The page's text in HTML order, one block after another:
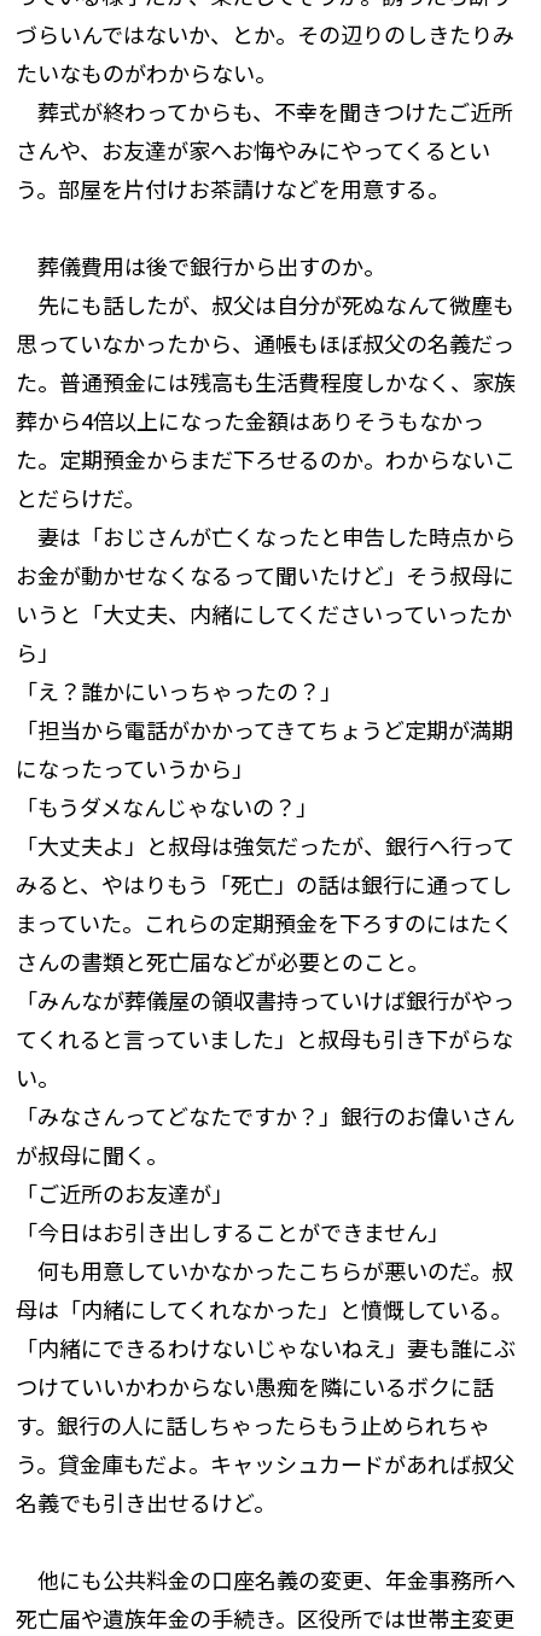
づらいんではないか、とか。その辺りのしきたりみ
たいなものがわからない。
葬式が終わってからも、不幸を聞きつけたご近所
さんや、お友達が家へお悔やみにやってくるとい
う。部屋を片付けお茶請けなどを用意する。
葬儀費用は後で銀行から出すのか。
先にも話したが、叔父は自分が死ぬなんて微塵も
思っていなかったから、通帳もほぼ叔父の名義だっ
た。普通預金には残高も生活費程度しかなく、家族
葬から4倍以上になった金額はありそうもなかっ
た。定期預金からまだ下ろせるのか。わからないこ
とだらけだ。
妻は「おじさんが亡くなったと申告した時点から
お金が動かせなくなるって聞いたけど」そう叔母に
いうと「大丈夫、内緒にしてくださいっていったか
ら」
「え？誰かにいっちゃったの？」
「担当から電話がかかってきてちょうど定期が満期
になったっていうから」
「もうダメなんじゃないの？」
「大丈夫よ」と叔母は強気だったが、銀行へ行って
みると、やはりもう「死亡」の話は銀行に通ってし
まっていた。これらの定期預金を下ろすのにはたく
さんの書類と死亡届などが必要とのこと。
「みんなが葬儀屋の領収書持っていけば銀行がやっ
てくれると言っていました」と叔母も引き下がらな
い。
「みなさんってどなたですか？」銀行のお偉いさん
が叔母に聞く。
「ご近所のお友達が」
「今日はお引き出しすることができません」
何も用意していかなかったこちらが悪いのだ。叔
母は「内緒にしてくれなかった」と憤慨している。
「内緒にできるわけないじゃないねえ」妻も誰にぶ
つけていいかわからない愚痴を隣にいるボクに話
す。銀行の人に話しちゃったらもう止められちゃ
う。貸金庫もだよ。キャッシュカードがあれば叔父
名義でも引き出せるけど。
他にも公共料金の口座名義の変更、年金事務所へ
死亡届や遺族年金の手続き。区役所では世帯主変更